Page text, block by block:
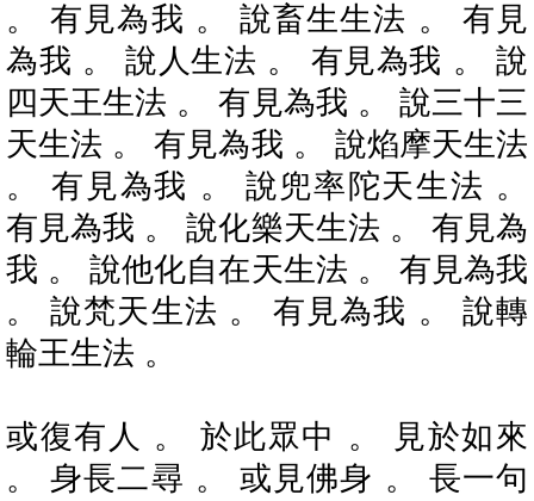
。 有見為我 。 說畜生生法 。 有見
為我 。 說人生法 。 有見為我 。 說
四天王生法 。 有見為我 。 說三十三
天生法 。 有見為我 。 說焰摩天生法
。 有見為我 。 說兜率陀天生法 。
有見為我 。 說化樂天生法 。 有見為
我 。 說他化自在天生法 。 有見為我
。 說梵天生法 。 有見為我 。 說轉
輪王生法 。
或復有人 。 於此眾中 。 見於如來
。 身長二尋 。 或見佛身 。 長一句